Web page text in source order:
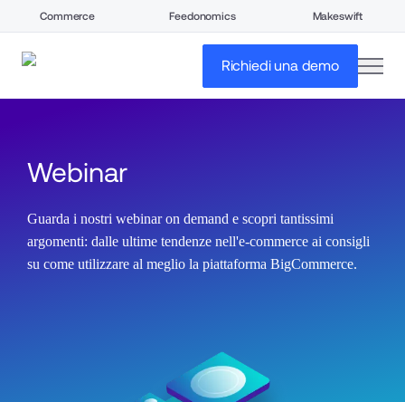
Commerce Feedonomics Makeswift
Richiedi una demo
Webinar
Guarda i nostri webinar on demand e scopri tantissimi
argomenti: dalle ultime tendenze nell'e-commerce ai consigli
su come utilizzare al meglio la piattaforma BigCommerce.